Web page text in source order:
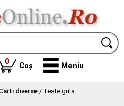
0produse
Coș Meniu
diverse/ Teste grila